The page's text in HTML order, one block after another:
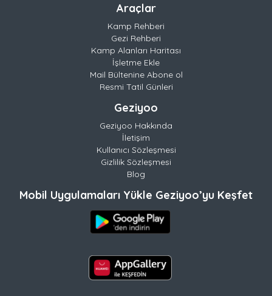
Araçlar
Kamp Rehberi
Gezi Rehberi
Kamp Alanları Haritası
İşletme Ekle
Mail Bültenine Abone ol
Resmi Tatil Günleri
Geziyoo
Geziyoo Hakkında
İletişim
Kullanıcı Sözleşmesi
Gizlilik Sözleşmesi
Blog
Mobil Uygulamaları Yükle Geziyoo’yu Keşfet